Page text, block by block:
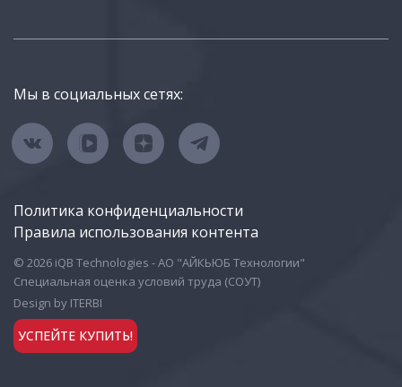
УСПЕЙТЕ КУПИТЬ!
Мы в социальных сетях:
Политика конфиденциальности
Правила использования контента
© 2026 iQB Technologies - АО "АЙКЬЮБ Технологии"
Специальная оценка условий труда (СОУТ)
Design by ITERBI